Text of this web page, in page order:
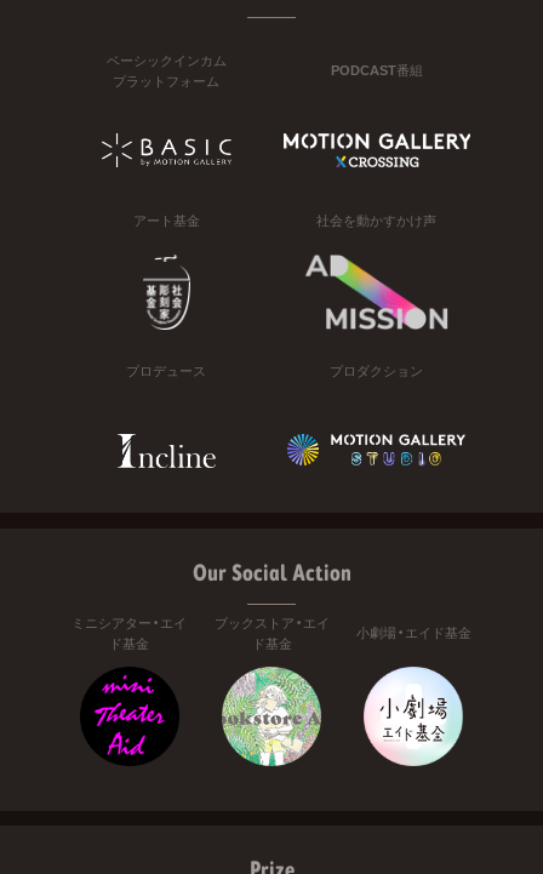
ベーシックインカム
プラットフォーム
PODCAST番組
アート基金 社会を動かすかけ声
プロデュース プロダクション
Our Social Action
ミニシアター・エイ
ド基金
ブックストア・エイ
ド基金
小劇場・エイド基金